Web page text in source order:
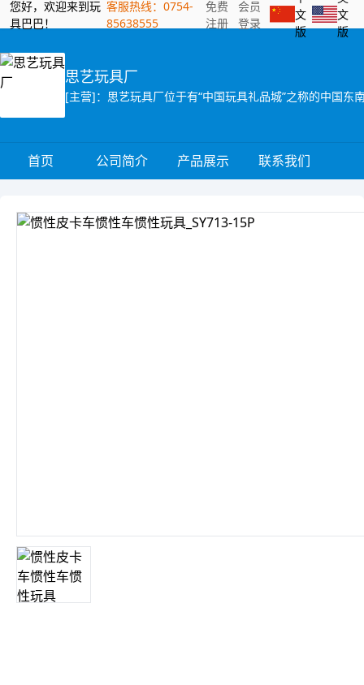
您好，欢迎来到玩
具巴巴！
客服热线：0754-
85638555
免费
注册
会员
登录
文
版
文
版
思艺玩具厂
首页 公司简介 产品展示 联系我们